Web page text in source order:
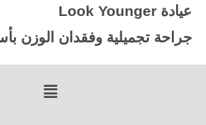
عيادة Look Younger
جراحة تجميلية وفقدان الوزن
Menu